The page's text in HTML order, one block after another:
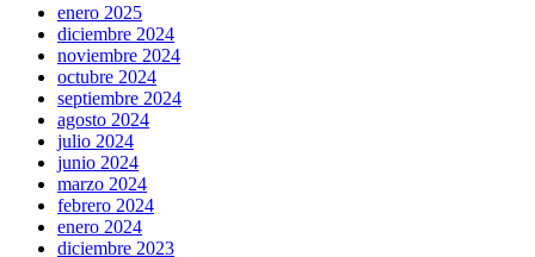
enero 2025
diciembre 2024
noviembre 2024
octubre 2024
septiembre 2024
agosto 2024
julio 2024
junio 2024
marzo 2024
febrero 2024
enero 2024
diciembre 2023